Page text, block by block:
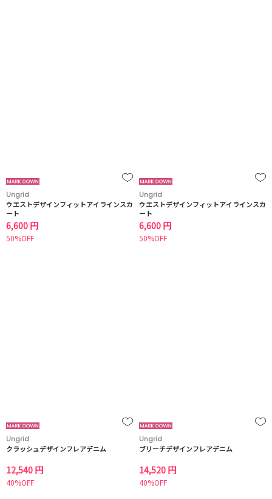
Ungrid
ウエストデザインフィットアイラインスカ
ート
6,600 円
50%OFF
Ungrid
ウエストデザインフィットアイラインスカ
ート
6,600 円
50%OFF
Ungrid
クラッシュデザインフレアデニム
12,540 円
40%OFF
Ungrid
ブリーチデザインフレアデニム
14,520 円
40%OFF